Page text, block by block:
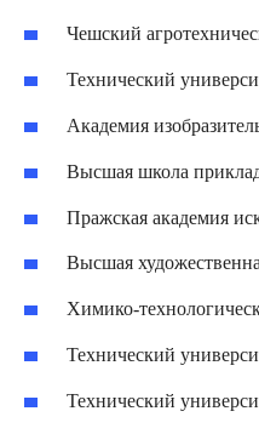
Чешский
Технический
Академия
Высшая школа
Пражская академия
Высшая
Химико-
Технический
Технический